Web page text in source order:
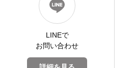
LINEで
お問い合わせ